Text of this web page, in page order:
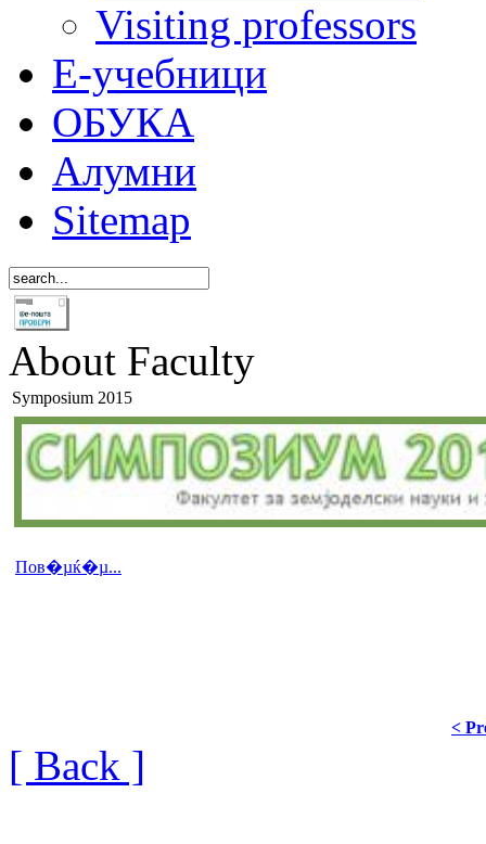
Visiting professors
Е-учебници
ОБУКА
Алумни
Sitemap
About Faculty
Symposium 2015
Пов�µќ�µ...
<
[ Back ]